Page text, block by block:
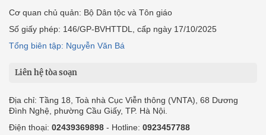
Cơ quan chủ quản: Bộ Dân tộc và Tôn giáo
Số giấy phép: 146/GP-BVHTTDL, cấp ngày 17/10/2025
Tổng biên tập: Nguyễn Văn Bá
Liên hệ tòa soạn
Địa chỉ: Tầng 18, Toà nhà Cục Viễn thông (VNTA), 68 Dương
Đình Nghệ, phường Cầu Giấy, TP. Hà Nội.
Điện thoại: 02439369898 - Hotline: 0923457788